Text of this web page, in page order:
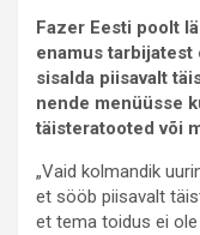
Fazer Eesti poolt
enamus tarbijatest
sisalda piisavalt
nende menüüsse
täisteratooted või
„Vaid kolmandik
et sööb piisavalt
et tema toidus ei